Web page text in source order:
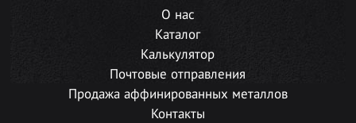
О нас
Каталог
Калькулятор
Почтовые отправления
Продажа аффинированных металлов
Контакты